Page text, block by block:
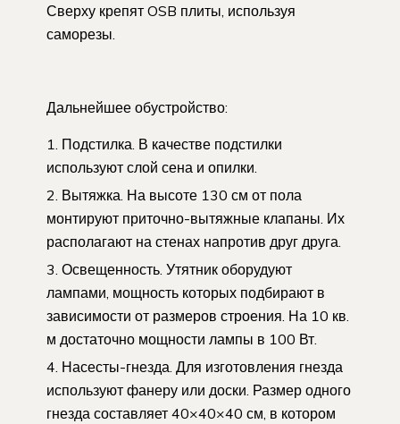
Сверху крепят OSB плиты, используя
саморезы.
Дальнейшее обустройство:
Подстилка. В качестве подстилки
используют слой сена и опилки.
Вытяжка. На высоте 130 см от пола
монтируют приточно-вытяжные клапаны. Их
располагают на стенах напротив друг друга.
Освещенность. Утятник оборудуют
лампами, мощность которых подбирают в
зависимости от размеров строения. На 10 кв.
м достаточно мощности лампы в 100 Вт.
Насесты-гнезда. Для изготовления гнезда
используют фанеру или доски. Размер одного
гнезда составляет 40×40×40 см, в котором